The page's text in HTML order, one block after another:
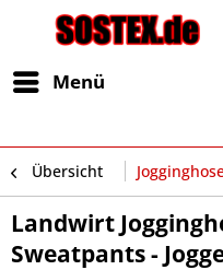
Menü
Übersicht
Landwirt
Sweatpants -